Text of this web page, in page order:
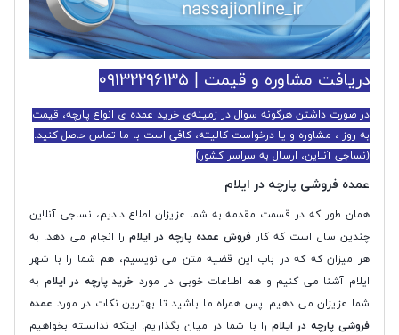
دریافت مشاوره و قیمت | ۰۹۱۳۲۲۹۶۱۳۵
در صورت داشتن هرگونه سوال در زمینه‌ی خرید عمده ی انواع پارچه، قیمت
به روز ، مشاوره و یا درخواست کالیته، کافی است با ما تماس حاصل کنید.
(نساجی آنلاین، ارسال به سراسر کشور)
عمده فروشی پارچه در ایلام
همان طور که در قسمت مقدمه به شما عزیزان اطلاع دادیم، نساجی آنلاین
چندین سال است که کار فروش عمده پارچه در ایلام را انجام می دهد. به
هر میزان که که در باب این قضیه متن می نویسیم، هم شما را با شهر
ایلام آشنا می کنیم و هم اطلاعات خوبی در مورد خرید پارچه در ایلام به
شما عزیزان می دهیم. پس همراه ما باشید تا بهترین نکات در مورد عمده
فروشی پارچه در ایلام را با شما در میان بگذاریم. اینکه ندانسته بخواهیم